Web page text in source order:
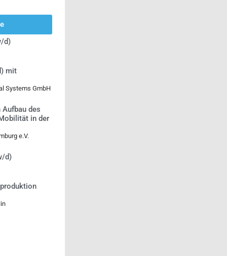
d)
mit
Systems GmbH
des
in der
e.V.
d)